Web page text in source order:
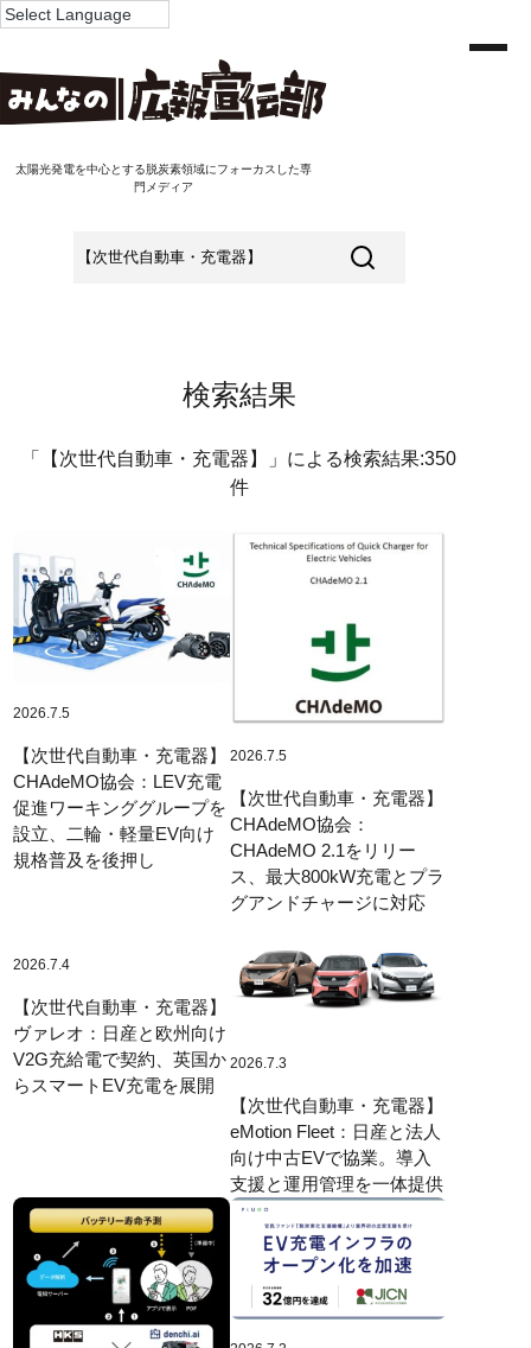
太陽光発電を中心とする脱炭素領域にフォーカスした専
門メディア
検索結果
「【次世代自動車・充電器】」による検索結果:350
件
2026.7.5
【次世代自動車・充電器】
CHAdeMO協会：LEV充電
促進ワーキンググループを
設立、二輪・軽量EV向け
規格普及を後押し
2026.7.5
【次世代自動車・充電器】
CHAdeMO協会：
CHAdeMO 2.1をリリー
ス、最大800kW充電とプラ
グアンドチャージに対応
2026.7.4
【次世代自動車・充電器】
ヴァレオ：日産と欧州向け
V2G充給電で契約、英国か
らスマートEV充電を展開
2026.7.3
【次世代自動車・充電器】
eMotion Fleet：日産と法人
向け中古EVで協業。導入
支援と運用管理を一体提供